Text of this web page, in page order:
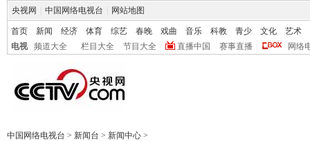
央视网 中国网络电视台 网站地图
首页 新闻 经济 体育 综艺 春晚 戏曲 音乐 科教 青少 文化
艺术
电视
频道大全 栏目大全 节目大全 直播中国 赛事直播 网络
中国网络电视台 > 新闻台 > 新闻中心 >